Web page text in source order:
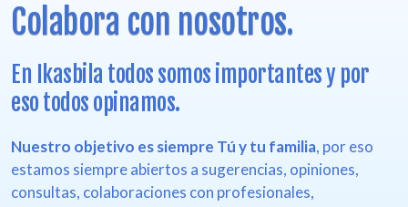
Colabora con nosotros.
En Ikasbila todos somos importantes y por
eso todos opinamos.
Nuestro objetivo es siempre Tú y tu familia, por eso
estamos siempre abiertos a sugerencias, opiniones,
consultas, colaboraciones con profesionales,